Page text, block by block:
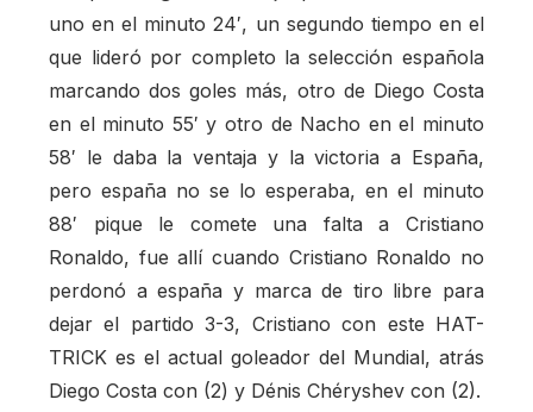
uno en el minuto 24′, un segundo tiempo en el
que lideró por completo la selección española
marcando dos goles más, otro de Diego Costa
en el minuto 55′ y otro de Nacho en el minuto
58′ le daba la ventaja y la victoria a España,
pero españa no se lo esperaba, en el minuto
88′ pique le comete una falta a Cristiano
Ronaldo, fue allí cuando Cristiano Ronaldo no
perdonó a españa y marca de tiro libre para
dejar el partido 3-3, Cristiano con este HAT-
TRICK es el actual goleador del Mundial, atrás
Diego Costa con (2) y Dénis Chéryshev con (2).